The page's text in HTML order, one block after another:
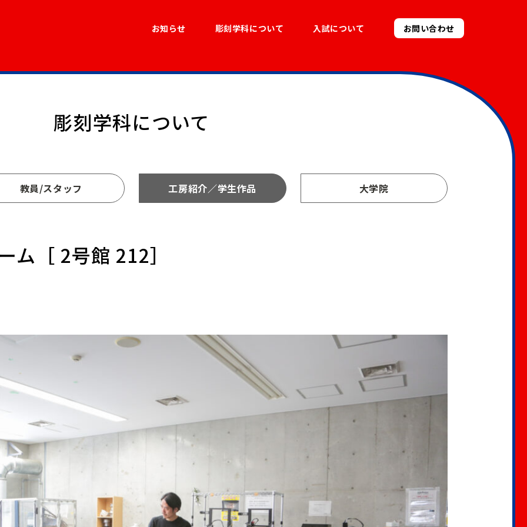
お知らせ 彫刻学科について 入試について お問い合わせ
彫刻学科について
教員/スタッフ 工房紹介／学生作品 大学院
［ 2号館 212］